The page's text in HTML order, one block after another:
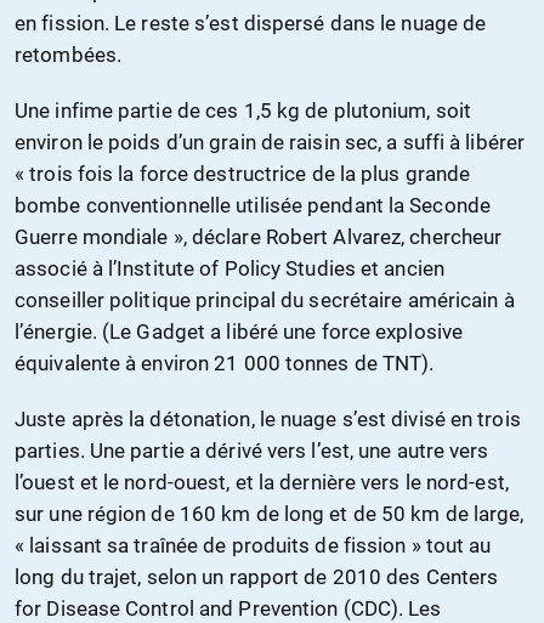
en fission. Le reste s’est dispersé dans le nuage de
retombées.
Une infime partie de ces 1,5 kg de plutonium, soit
environ le poids d’un grain de raisin sec, a suffi à libérer
« trois fois la force destructrice de la plus grande
bombe conventionnelle utilisée pendant la Seconde
Guerre mondiale », déclare Robert Alvarez, chercheur
associé à l’Institute of Policy Studies et ancien
conseiller politique principal du secrétaire américain à
l’énergie. (Le Gadget a libéré une force explosive
équivalente à environ 21 000 tonnes de TNT).
Juste après la détonation, le nuage s’est divisé en trois
parties. Une partie a dérivé vers l’est, une autre vers
l’ouest et le nord-ouest, et la dernière vers le nord-est,
sur une région de 160 km de long et de 50 km de large,
« laissant sa traînée de produits de fission » tout au
long du trajet, selon un rapport de 2010 des Centers
for Disease Control and Prevention (CDC). Les